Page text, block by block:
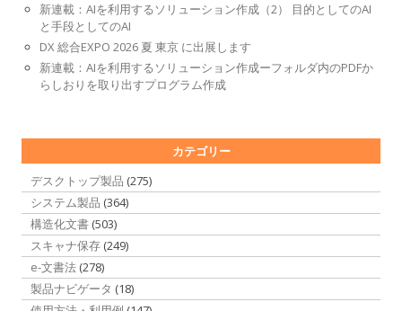
新連載：AIを利用するソリューション作成（2） 目的としてのAI
と手段としてのAI
DX 総合EXPO 2026 夏 東京 に出展します
新連載：AIを利用するソリューション作成ーフォルダ内のPDFか
らしおりを取り出すプログラム作成
カテゴリー
デスクトップ製品 (275)
システム製品 (364)
構造化文書 (503)
スキャナ保存 (249)
e-文書法 (278)
製品ナビゲータ (18)